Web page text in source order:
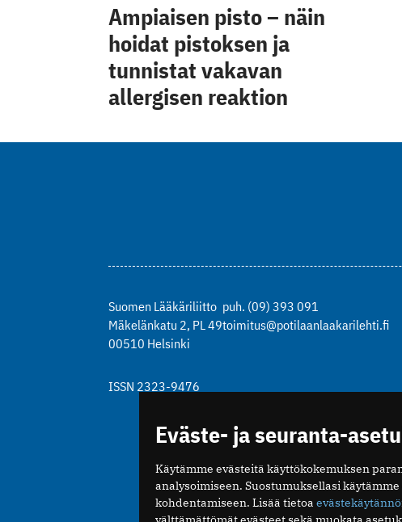
Ampiaisen pisto – näin
hoidat pistoksen ja
tunnistat vakavan
allergisen reaktion
Suomen Lääkäriliitto
Mäkelänkatu 2, PL 49
00510 Helsinki
puh. (09) 393 091
toimitus@potilaanlaakarilehti.fi
ISSN 2323-9476
Eväste- ja seuranta-
Käytämme evästeitä käyttökokemuksen
analysoimiseen. Suostumuksellasi
kohdentamiseen. Lisää tietoa